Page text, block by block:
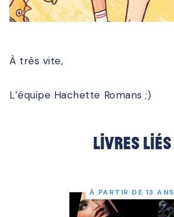
À très vite,
L’équipe Hachette Romans ;)
Livres liés
À PARTIR DE 13 ANS